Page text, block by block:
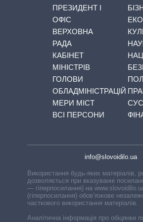
ПРЕЗИДЕНТ І
ОФІС
ВЕРХОВНА
РАДА
КАБІНЕТ
МІНІСТРІВ
ГОЛОВИ
ОБЛАДМІНІСТРАЦІЙ
МЕРИ МІСТ
ВСІ ПЕРСОНИ
info@slovoidilo.ua
Використання будь-яких матеріалів,
дозволяється при вказуванні
— гіперпосилання) на
(гіперпосилання) обов’язкове
часткового використання матеріалів.
Аналітична інформація про обіцянки